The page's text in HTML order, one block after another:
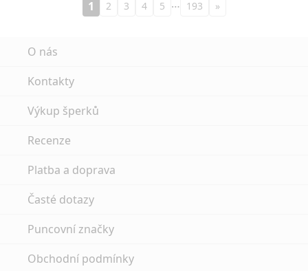
1 2 3 4 5 … 193 »
O nás
Kontakty
Výkup šperků
Recenze
Platba a doprava
Časté dotazy
Puncovní značky
Obchodní podmínky